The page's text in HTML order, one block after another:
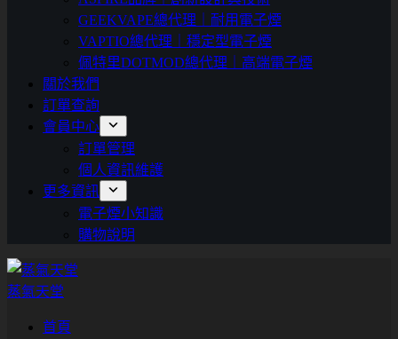
GEEKVAPE總代理｜耐用電子煙
VAPTIO總代理｜穩定型電子煙
佩特里DOTMOD總代理｜高端電子煙
關於我們
訂單查詢
會員中心
訂單管理
個人資訊維護
更多資訊
電子煙小知識
購物說明
蒸氣天堂
首頁